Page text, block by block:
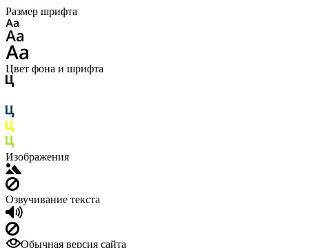
Размер шрифта
Цвет фона и шрифта
Изображения
Озвучивание текста
Обычная версия сайта